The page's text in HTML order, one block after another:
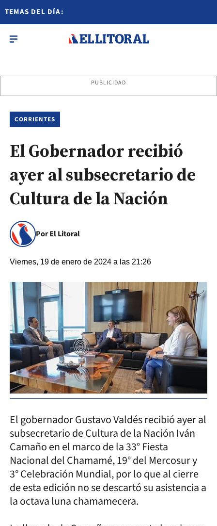
TEMAS DEL DÍA:
PUBLICIDAD
CORRIENTES
El Gobernador recibió
ayer al subsecretario de
Cultura de la Nación
Por El Litoral
Viernes, 19 de enero de 2024 a las 21:26
El gobernador Gustavo Valdés recibió ayer al
subsecretario de Cultura de la Nación Iván
Camaño en el marco de la 33° Fiesta
Nacional del Chamamé, 19° del Mercosur y
3° Celebración Mundial, por lo que al cierre
de esta edición no se descartó su asistencia a
la octava luna chamamecera.